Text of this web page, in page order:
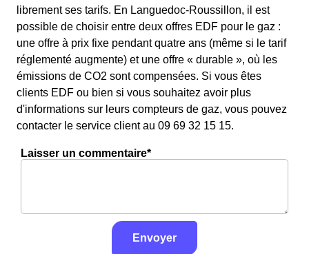
librement ses tarifs. En Languedoc-Roussillon, il est
possible de choisir entre deux offres EDF pour le gaz :
une offre à prix fixe pendant quatre ans (même si le tarif
réglementé augmente) et une offre « durable », où les
émissions de CO2 sont compensées. Si vous êtes
clients EDF ou bien si vous souhaitez avoir plus
d'informations sur leurs compteurs de gaz, vous pouvez
contacter le service client au 09 69 32 15 15.
Laisser un commentaire*
Envoyer